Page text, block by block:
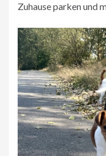
Zuhause parken und